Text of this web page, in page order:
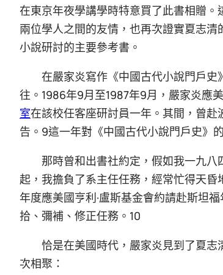
在東京年夜學講學時特意買了此書相贈
兩位學人之間的友情，也再次證實夏志
小說研討的主要參考書。
在嚴家炎寫作《中國古代小說門戶
往。1986年9月至1987年9月，嚴家炎應
室在該校任客座研討員一年。其間，曾
告。9這一年對《中國古代小說門戶史》
那時曾和出書社約定，假如我一九
起，我擔負了系主任任務，經常忙得天
年度應美國亨利·盧斯基金會約請赴斯坦
拾、彌補、修正任務。10
恰是在美國時代，嚴家炎見到了夏
次相聚：